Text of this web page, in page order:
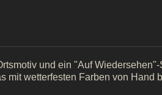
und ein "Auf
wetterfesten Farben von Hand